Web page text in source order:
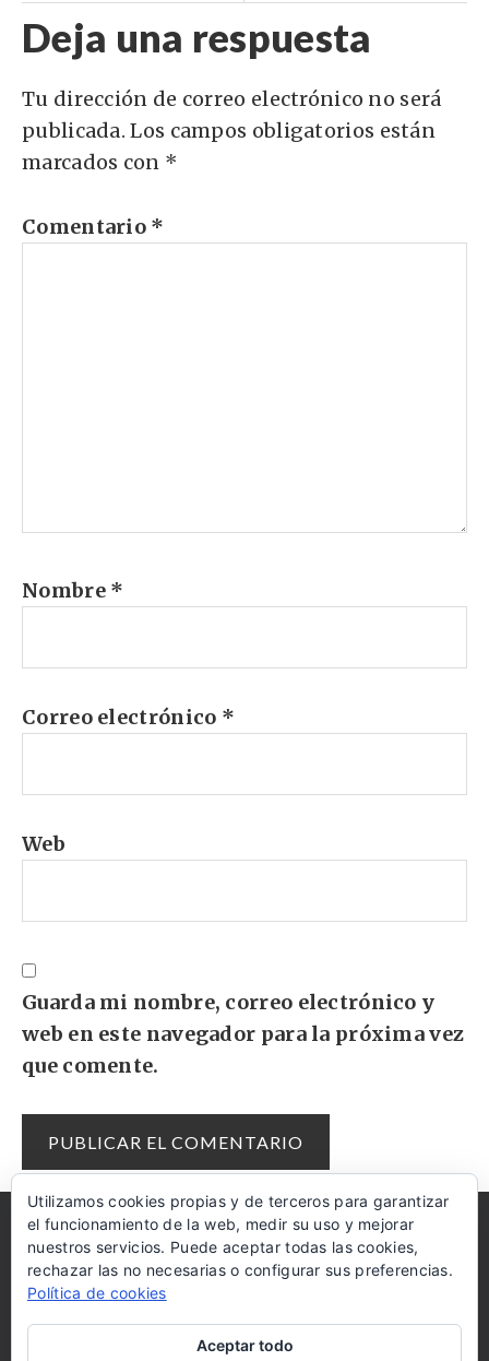
Deja una respuesta
Tu dirección de correo electrónico no será
publicada. Los campos obligatorios están
marcados con *
Comentario *
Nombre *
Correo electrónico *
Web
Guarda mi nombre, correo electrónico y
web en este navegador para la próxima vez
que comente.
AMAZON COOKIES AYUDA
DISCLAIMER
RECIBE LAS RECETAS EN TU MAIL
Utilizamos cookies propias y de terceros para garantizar
el funcionamiento de la web, medir su uso y mejorar
nuestros servicios. Puede aceptar todas las cookies,
rechazar las no necesarias o configurar sus preferencias.
Política de cookies
Aceptar todo